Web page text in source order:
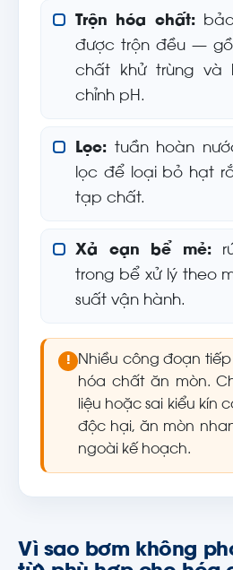
Trộn hóa chất:bảo
được trộn đều —
chất khử trùng và
chỉnh pH.
Lọc: tuần hoàn
lọc để loại bỏ hạt
tạp chất.
Xả cạn bể mẻ:
trong bể xử lý theo
suất vận hành.
!
Nhiều công đoạn
hóa chất ăn mòn.
liệu hoặc sai kiểu kín
độc hại, ăn mòn
ngoài kế hoạch.
Vì sao bơm không